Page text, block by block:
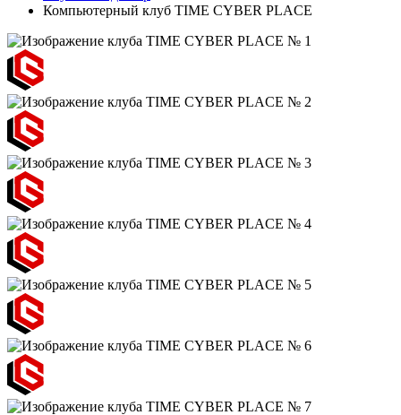
Компьютерный клуб TIME CYBER PLACE